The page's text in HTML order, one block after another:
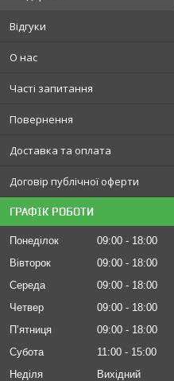
Відгуки
О нас
Часті запитання
Повернення
Доставка та оплата
Договір публічної оферти
ГРАФІК РОБОТИ
Понеділок 09:00
18:00
Вівторок
09:00
18:00
Середа
09:00
18:00
Четвер
09:00
18:00
Пʼятниця
09:00
18:00
Субота
11:00
15:00
Неділя
Вихідний